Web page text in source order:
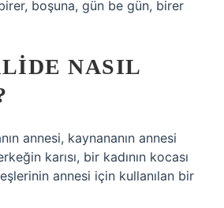
boşuna, gün be gün, birer
NASIL
annesi, kaynananın annesi
karısı, bir kadının kocası
annesi için kullanılan bir